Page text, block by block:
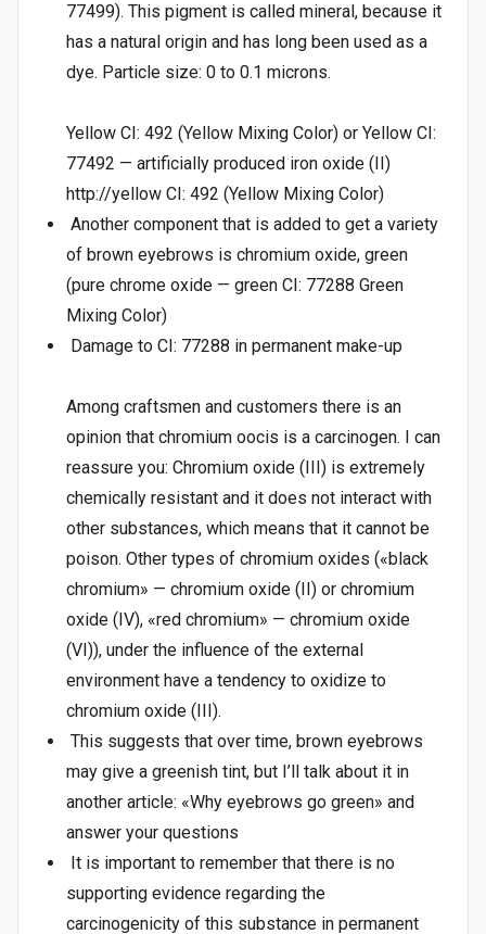
77499). This pigment is called mineral, because it
has a natural origin and has long been used as a
dye. Particle size: 0 to 0.1 microns.
Yellow CI: 492 (Yellow Mixing Color) or Yellow CI:
77492 — artificially produced iron oxide (II)
http://yellow CI: 492 (Yellow Mixing Color)
Another component that is added to get a variety
of brown eyebrows is chromium oxide, green
(pure chrome oxide — green CI: 77288 Green
Mixing Color)
Damage to CI: 77288 in permanent make-up
Among craftsmen and customers there is an
opinion that chromium oocis is a carcinogen. I can
reassure you: Chromium oxide (III) is extremely
chemically resistant and it does not interact with
other substances, which means that it cannot be
poison. Other types of chromium oxides («black
chromium» — chromium oxide (II) or chromium
oxide (IV), «red chromium» — chromium oxide
(VI)), under the influence of the external
environment have a tendency to oxidize to
chromium oxide (III).
This suggests that over time, brown eyebrows
may give a greenish tint, but I’ll talk about it in
another article: «Why eyebrows go green» and
answer your questions
It is important to remember that there is no
supporting evidence regarding the
carcinogenicity of this substance in permanent